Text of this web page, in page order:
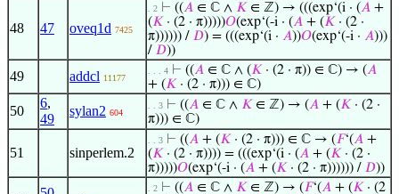
48 47 oveq1d 7425
. 2 ⊢ ((𝐴 ∈ ℂ ∧ 𝐾 ∈ ℤ) → (((exp‘(i · (𝐴 +
(𝐾 · (2 · π)))))𝑂(exp‘(-i · (𝐴 + (𝐾 · (2 ·
π)))))) / 𝐷) = (((exp‘(i · 𝐴))𝑂(exp‘(-i · 𝐴)))
/ 𝐷))
49 addcl 11177
. . . 4 ⊢ ((𝐴 ∈ ℂ ∧ (𝐾 · (2 · π)) ∈ ℂ) → (𝐴
+ (𝐾 · (2 · π))) ∈ ℂ)
50
6,
49
sylan2 604
. . 3 ⊢ ((𝐴 ∈ ℂ ∧ 𝐾 ∈ ℤ) → (𝐴 + (𝐾 · (2 ·
π))) ∈ ℂ)
51 sinperlem.2
. . 3 ⊢ ((𝐴 + (𝐾 · (2 · π))) ∈ ℂ → (𝐹‘(𝐴 +
(𝐾 · (2 · π)))) = (((exp‘(i · (𝐴 + (𝐾 · (2 ·
π)))))𝑂(exp‘(-i · (𝐴 + (𝐾 · (2 · π)))))) / 𝐷))
. 2 ⊢ ((𝐴 ∈ ℂ ∧ 𝐾 ∈ ℤ) → (𝐹‘(𝐴 + (𝐾 · (2